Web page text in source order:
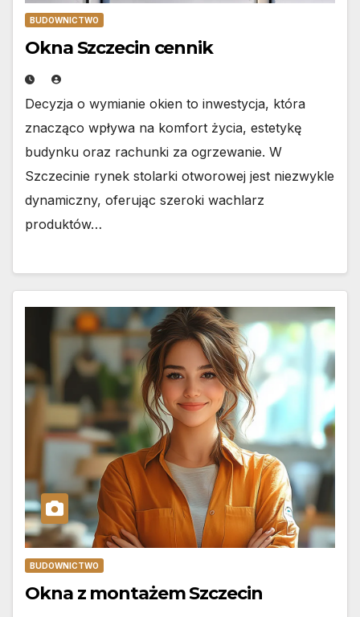
BUDOWNICTWO
Okna Szczecin cennik
Decyzja o wymianie okien to inwestycja, która
znacząco wpływa na komfort życia, estetykę
budynku oraz rachunki za ogrzewanie. W
Szczecinie rynek stolarki otworowej jest niezwykle
dynamiczny, oferując szeroki wachlarz
produktów…
BUDOWNICTWO
Okna z montażem Szczecin